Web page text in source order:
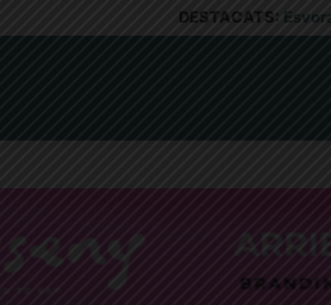
DESTACATS: